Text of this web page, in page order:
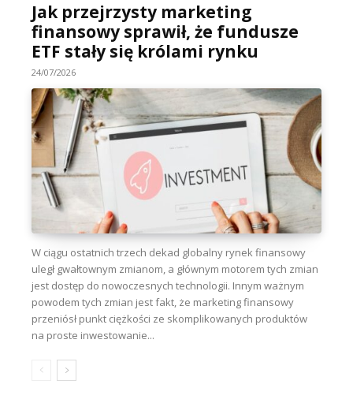
Jak przejrzysty marketing
finansowy sprawił, że fundusze
ETF stały się królami rynku
24/07/2026
W ciągu ostatnich trzech dekad globalny rynek finansowy
uległ gwałtownym zmianom, a głównym motorem tych zmian
jest dostęp do nowoczesnych technologii. Innym ważnym
powodem tych zmian jest fakt, że marketing finansowy
przeniósł punkt ciężkości ze skomplikowanych produktów
na proste inwestowanie...